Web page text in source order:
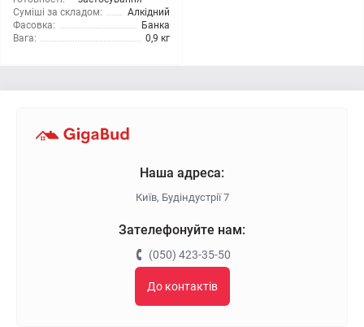
Суміші за складом:
Алкідний
Фасовка:
Банка
Вага:
0,9 кг
Наша адреса:
Київ, Будіндустрії 7
Зателефонуйте нам:
(050) 423-35-50
До контактів